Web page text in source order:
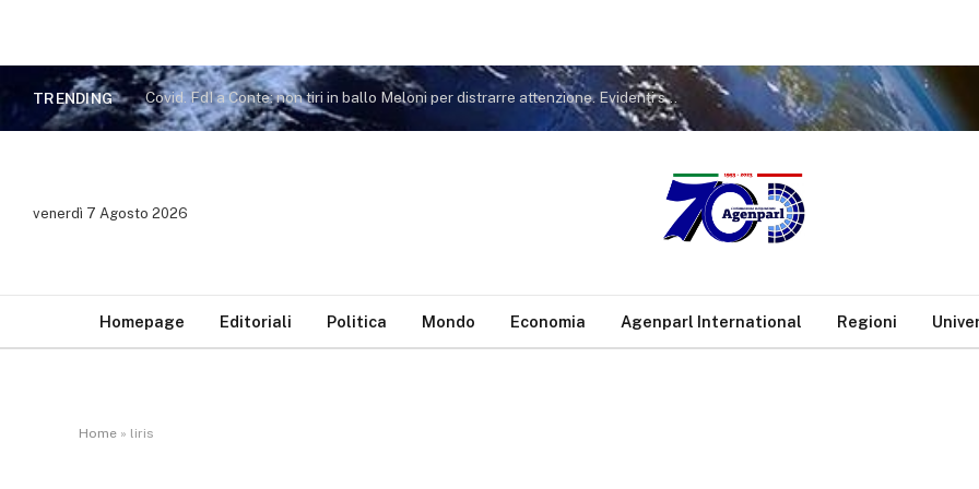
TRENDING Covid. FdI a Conte: non tiri in ballo Meloni per distrarre attenzione. Evidenti sue responsabilità nella gestione pandemia
venerdì 7 Agosto 2026
Homepage Editoriali Politica Mondo Economia Agenparl International Regioni
Home » liris